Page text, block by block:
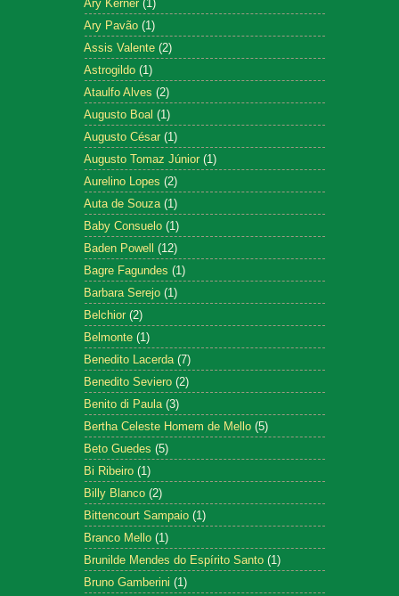
Ary Kerner (1)
Ary Pavão (1)
Assis Valente (2)
Astrogildo (1)
Ataulfo Alves (2)
Augusto Boal (1)
Augusto César (1)
Augusto Tomaz Júnior (1)
Aurelino Lopes (2)
Auta de Souza (1)
Baby Consuelo (1)
Baden Powell (12)
Bagre Fagundes (1)
Barbara Serejo (1)
Belchior (2)
Belmonte (1)
Benedito Lacerda (7)
Benedito Seviero (2)
Benito di Paula (3)
Bertha Celeste Homem de Mello (5)
Beto Guedes (5)
Bi Ribeiro (1)
Billy Blanco (2)
Bittencourt Sampaio (1)
Branco Mello (1)
Brunilde Mendes do Espírito Santo (1)
Bruno Gamberini (1)